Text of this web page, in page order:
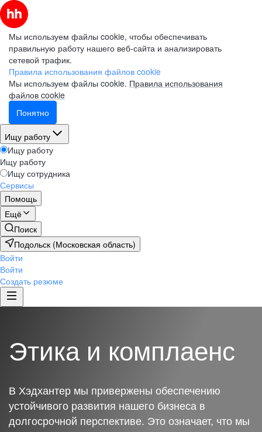
Мы используем файлы cookie, чтобы обеспечивать
правильную работу нашего веб-сайта и анализировать
сетевой трафик.
Правила использования файлов cookie
Мы используем файлы cookie. Правила использования
файлов cookie
Понятно
Ищу работу
Ищу работу
Ищу работу
Ищу сотрудника
Сервисы
Помощь
Ещё
Поиск
Подольск (Московская область)
Войти
Войти
Создать резюме
Этика и комплаенс
В Хэдхантер мы привержены обеспечению
устойчивого развития нашего бизнеса в
долгосрочной перспективе. Это означает, что мы